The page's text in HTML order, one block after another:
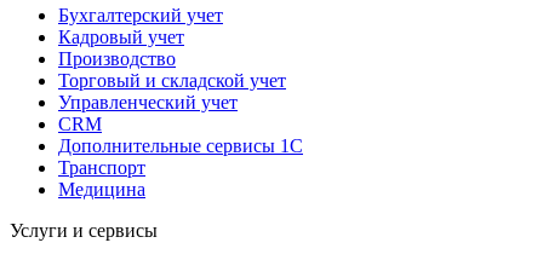
Бухгалтерский учет
Кадровый учет
Производство
Торговый и складской учет
Управленческий учет
CRM
Дополнительные сервисы 1С
Транспорт
Медицина
Услуги и сервисы